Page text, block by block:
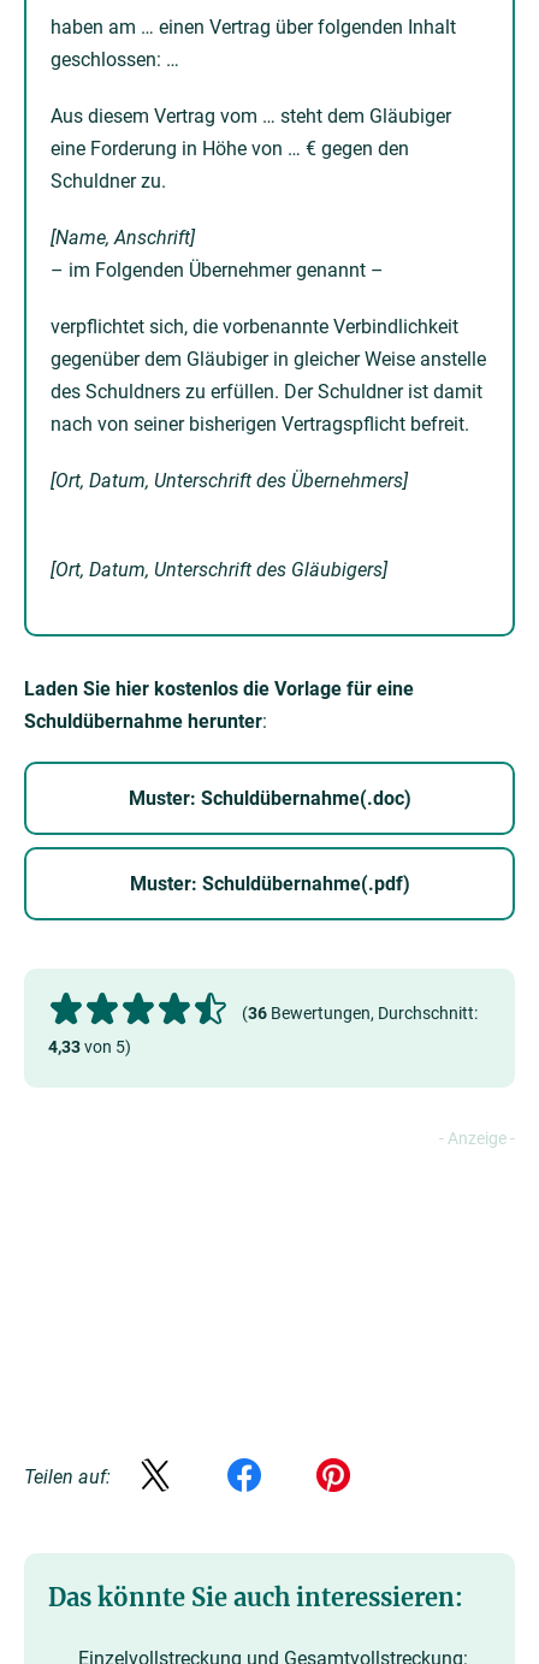
haben am … einen Vertrag über folgenden Inhalt
geschlossen: …
Aus diesem Vertrag vom … steht dem Gläubiger
eine Forderung in Höhe von … € gegen den
Schuldner zu.
[Name, Anschrift]
– im Folgenden Übernehmer genannt –
verpflichtet sich, die vorbenannte Verbindlichkeit
gegenüber dem Gläubiger in gleicher Weise anstelle
des Schuldners zu erfüllen. Der Schuldner ist damit
nach von seiner bisherigen Vertragspflicht befreit.
[Ort, Datum, Unterschrift des Übernehmers]
[Ort, Datum, Unterschrift des Gläubigers]
Laden Sie hier kostenlos die Vorlage für eine
Schuldübernahme herunter:
Muster: Schuldübernahme(.doc)
Muster: Schuldübernahme(.pdf)
(36 Bewertungen, Durchschnitt:
4,33von 5)
Teilen auf:
Das könnte Sie auch interessieren:
Einzelvollstreckung und Gesamtvollstreckung: